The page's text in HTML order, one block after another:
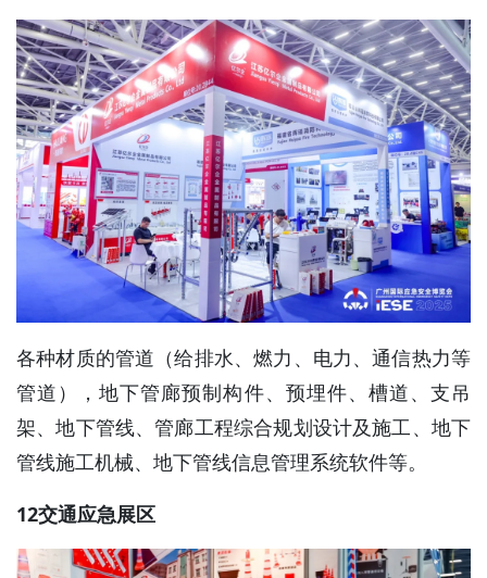
各种材质的管道（给排水、燃力、电力、通信热力等
管道），地下管廊预制构件、预埋件、槽道、支吊
架、地下管线、管廊工程综合规划设计及施工、地下
管线施工机械、地下管线信息管理系统软件等。
12交通应急展区